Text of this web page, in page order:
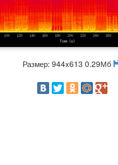
Размер: 944x613 0.29Мб